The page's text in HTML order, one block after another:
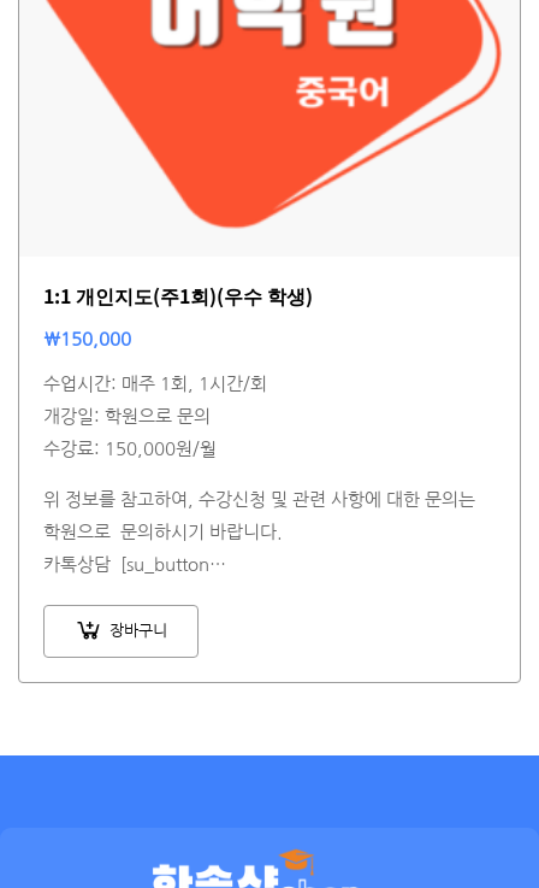
1:1 개인지도(주1회)(우수 학생)
₩150,000
수업시간: 매주 1회, 1시간/회
개강일: 학원으로 문의
수강료: 150,000원/월
위 정보를 참고하여, 수강신청 및 관련 사항에 대한 문의는
학원으로 문의하시기 바랍니다.
카톡상담 [su_button…
장바구니